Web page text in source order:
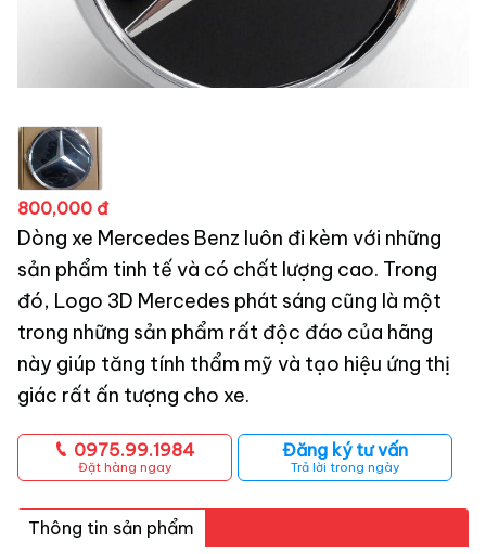
800,000 đ
Dòng xe Mercedes Benz luôn đi kèm với những
sản phẩm tinh tế và có chất lượng cao. Trong
đó, Logo 3D Mercedes phát sáng cũng là một
trong những sản phẩm rất độc đáo của hãng
này giúp tăng tính thẩm mỹ và tạo hiệu ứng thị
giác rất ấn tượng cho xe.
0975.99.1984
Đặt hàng ngay
Đăng ký tư vấn
Trả lời trong ngày
Thông tin sản phẩm